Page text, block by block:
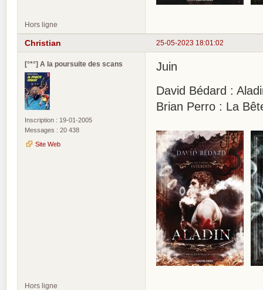
Hors ligne
25-05-2023 18:01:02
Christian
[°*°] A la poursuite des scans
Inscription : 19-01-2005
Messages : 20 438
Site Web
Juin
David Bédard :
Brian Perro : La
Hors ligne